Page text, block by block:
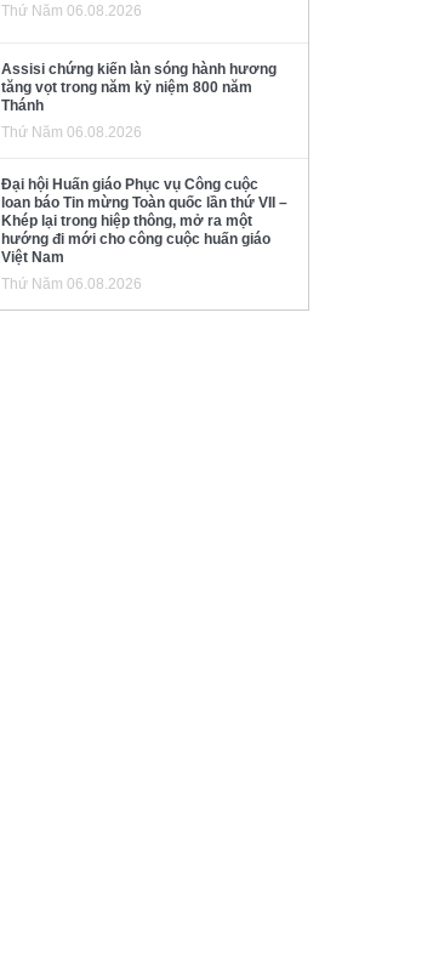
Thứ Năm 06.08.2026
Assisi chứng kiến làn sóng hành hương
tăng vọt trong năm kỷ niệm 800 năm
Thánh
Thứ Năm 06.08.2026
Đại hội Huấn giáo Phục vụ Công cuộc
loan báo Tin mừng Toàn quốc lần thứ VII –
Khép lại trong hiệp thông, mở ra một
hướng đi mới cho công cuộc huấn giáo
Việt Nam
Thứ Năm 06.08.2026